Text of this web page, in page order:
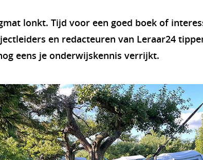
lonkt. Tijd voor een goed boek of
en redacteuren van Leraar24
eens je onderwijskennis verrijkt.